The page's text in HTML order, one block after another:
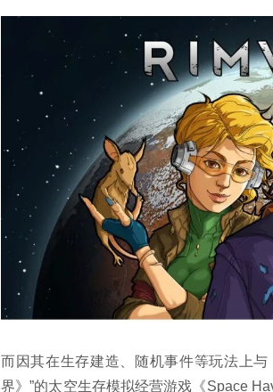
而因其在生存建造、随机事件等玩法上
界》”的太空生存模拟经营游戏《Space